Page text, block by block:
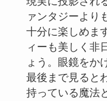
ァンタジーより
十分に楽しめま
ィーも美しく非
ょう。眼鏡をか
最後まで見ると
持っている魔法